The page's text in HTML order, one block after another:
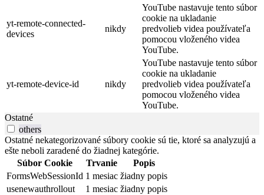
yt-remote-connected-
devices
nikdy
YouTube nastavuje tento súbor
cookie na ukladanie
predvolieb videa používateľa
pomocou vloženého videa
YouTube.
yt-remote-device-id nikdy
YouTube nastavuje tento súbor
cookie na ukladanie
predvolieb videa používateľa
pomocou vloženého videa
YouTube.
Ostatné
others
Ostatné nekategorizované súbory cookie sú tie, ktoré sa analyzujú a
ešte neboli zaradené do žiadnej kategórie.
Súbor Cookie
Trvanie
Popis
FormsWebSessionId 1 mesiac žiadny popis
usenewauthrollout
1 mesiac žiadny popis